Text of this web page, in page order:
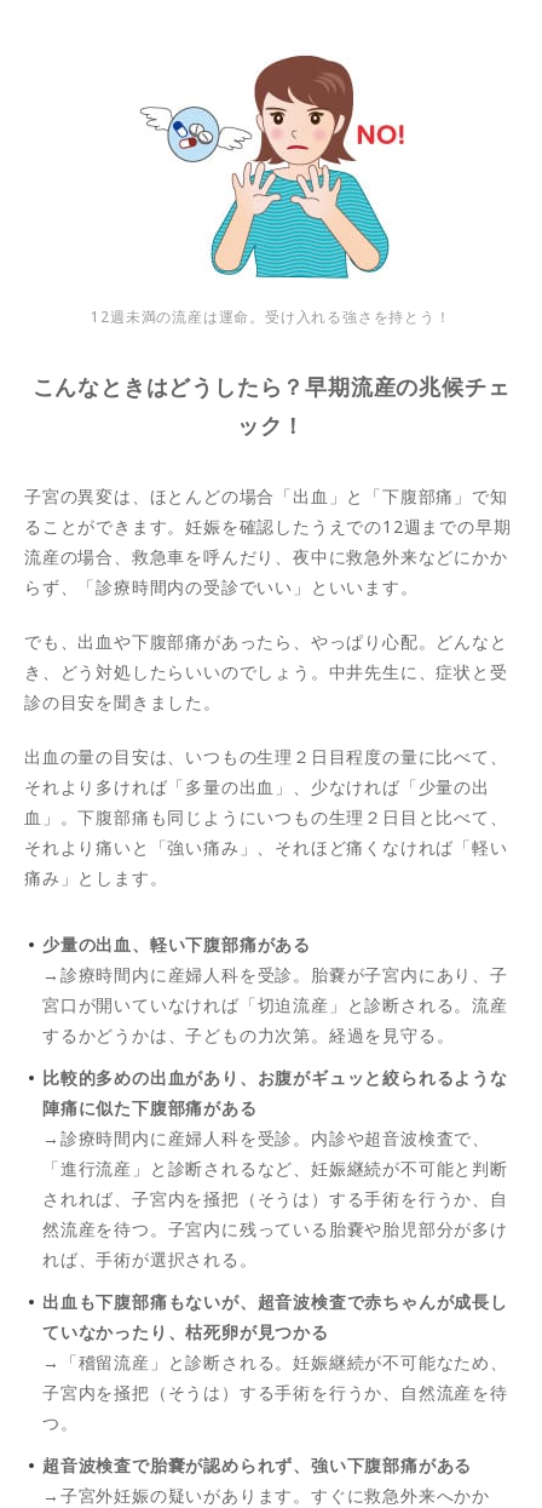
12週未満の流産は運命。受け入れる強さを持とう！
こんなときはどうしたら？早期流産の兆候チェ
ック！
子宮の異変は、ほとんどの場合「出血」と「下腹部痛」で知
ることができます。妊娠を確認したうえでの12週までの早期
流産の場合、救急車を呼んだり、夜中に救急外来などにかか
らず、「診療時間内の受診でいい」といいます。
でも、出血や下腹部痛があったら、やっぱり心配。どんなと
き、どう対処したらいいのでしょう。中井先生に、症状と受
診の目安を聞きました。
出血の量の目安は、いつもの生理２日目程度の量に比べて、
それより多ければ「多量の出血」、少なければ「少量の出
血」。下腹部痛も同じようにいつもの生理２日目と比べて、
それより痛いと「強い痛み」、それほど痛くなければ「軽い
痛み」とします。
少量の出血、軽い下腹部痛がある
→診療時間内に産婦人科を受診。胎嚢が子宮内にあり、子
宮口が開いていなければ「切迫流産」と診断される。流産
するかどうかは、子どもの力次第。経過を見守る。
比較的多めの出血があり、お腹がギュッと絞られるような
陣痛に似た下腹部痛がある
→診療時間内に産婦人科を受診。内診や超音波検査で、
「進行流産」と診断されるなど、妊娠継続が不可能と判断
されれば、子宮内を掻把（そうは）する手術を行うか、自
然流産を待つ。子宮内に残っている胎嚢や胎児部分が多け
れば、手術が選択される。
出血も下腹部痛もないが、超音波検査で赤ちゃんが成長し
ていなかったり、枯死卵が見つかる
→「稽留流産」と診断される。妊娠継続が不可能なため、
子宮内を掻把（そうは）する手術を行うか、自然流産を待
つ。
超音波検査で胎嚢が認められず、強い下腹部痛がある
→子宮外妊娠の疑いがあります。すぐに救急外来へかか